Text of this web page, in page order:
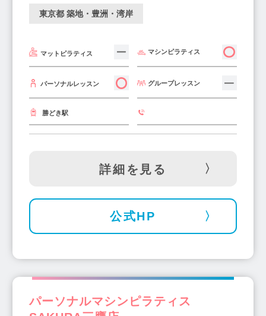
東京都 築地・豊洲・湾岸
マットピラティス マシンピラティス
パーソナルレッスン グループレッスン
勝どき駅
詳細を見る
公式HP
パーソナルマシンピラティス